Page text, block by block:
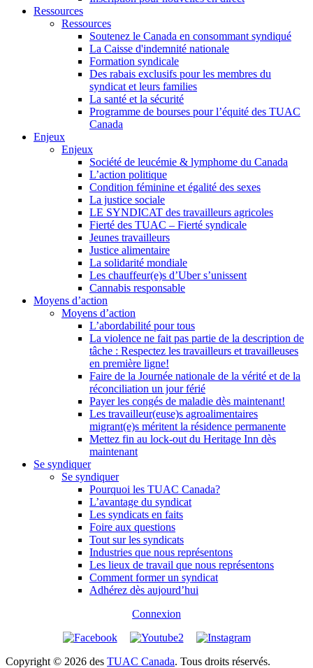
Ressources
Ressources
Soutenez le Canada en consommant syndiqué
La Caisse d'indemnité nationale
Formation syndicale
Des rabais exclusifs pour les membres du
syndicat et leurs families
La santé et la sécurité
Programme de bourses pour l’équité des TUAC
Canada
Enjeux
Enjeux
Société de leucémie & lymphome du Canada
L’action politique
Condition féminine et égalité des sexes
La justice sociale
LE SYNDICAT des travailleurs agricoles
Fierté des TUAC – Fierté syndicale
Jeunes travailleurs
Justice alimentaire
La solidarité mondiale
Les chauffeur(e)s d’Uber s’unissent
Cannabis responsable
Moyens d’action
Moyens d’action
L’abordabilité pour tous
La violence ne fait pas partie de la description de
tâche : Respectez les travailleurs et travailleuses
en première ligne!
Faire de la Journée nationale de la vérité et de la
réconciliation un jour férié
Payer les congés de maladie dès maintenant!
Les travailleur(euse)s agroalimentaires
migrant(e)s méritent la résidence permanente
Mettez fin au lock-out du Heritage Inn dès
maintenant
Se syndiquer
Se syndiquer
Pourquoi les TUAC Canada?
L’avantage du syndicat
Les syndicats en faits
Foire aux questions
Tout sur les syndicats
Industries que nous représentons
Les lieux de travail que nous représentons
Comment former un syndicat
Adhérez dès aujourd’hui
Connexion
Copyright © 2026 des TUAC Canada. Tous droits réservés.